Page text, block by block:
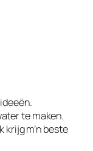
te maken.
krijg m’n beste